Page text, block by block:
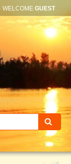
WELCOME GUEST